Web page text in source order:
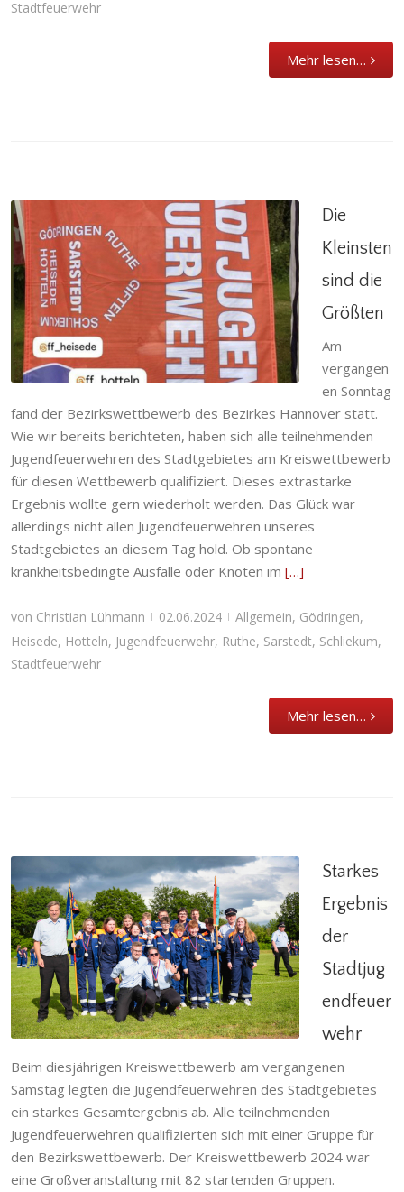
Stadtfeuerwehr
Mehr lesen…
Die Kleinsten sind die Größten
Allgemein, Gödringen,Heisede Hotteln ,
Jugendfeuerwehr
Ruthe,Sarstedt, Schliekum,
Stadtfeuerwehr
Die
Kleinsten
sind die
Größten
Am
vergangen
en Sonntag
fand der Bezirkswettbewerb des Bezirkes Hannover statt.
Wie wir bereits berichteten, haben sich alle teilnehmenden
Jugendfeuerwehren des Stadtgebietes am Kreiswettbewerb
für diesen Wettbewerb qualifiziert. Dieses extrastarke
Ergebnis wollte gern wiederholt werden. Das Glück war
allerdings nicht allen Jugendfeuerwehren unseres
Stadtgebietes an diesem Tag hold. Ob spontane
krankheitsbedingte Ausfälle oder Knoten im […]
von Christian Lühmann | 02.06.2024 | Allgemein, Gödringen,
Heisede, Hotteln, Jugendfeuerwehr, Ruthe, Sarstedt, Schliekum,
Stadtfeuerwehr
Mehr lesen…
Starkes Ergebnis der Stadtjugendfeuerwehr
Allgemein,Gödringen,Heisede,Hotteln,
Jugendfeuerwehr,Ruthe, Sarstedt,Schliekum,
Stadtfeuerwehr
Starkes
Ergebnis
der
Stadtjug
endfeuer
wehr
Beim diesjährigen Kreiswettbewerb am vergangenen
Samstag legten die Jugendfeuerwehren des Stadtgebietes
ein starkes Gesamtergebnis ab. Alle teilnehmenden
Jugendfeuerwehren qualifizierten sich mit einer Gruppe für
den Bezirkswettbewerb. Der Kreiswettbewerb 2024 war
eine Großveranstaltung mit 82 startenden Gruppen.